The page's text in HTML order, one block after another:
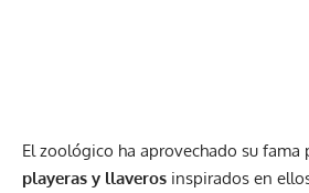
El zoológico ha aprovechado su fama
playeras y llaveros inspirados en